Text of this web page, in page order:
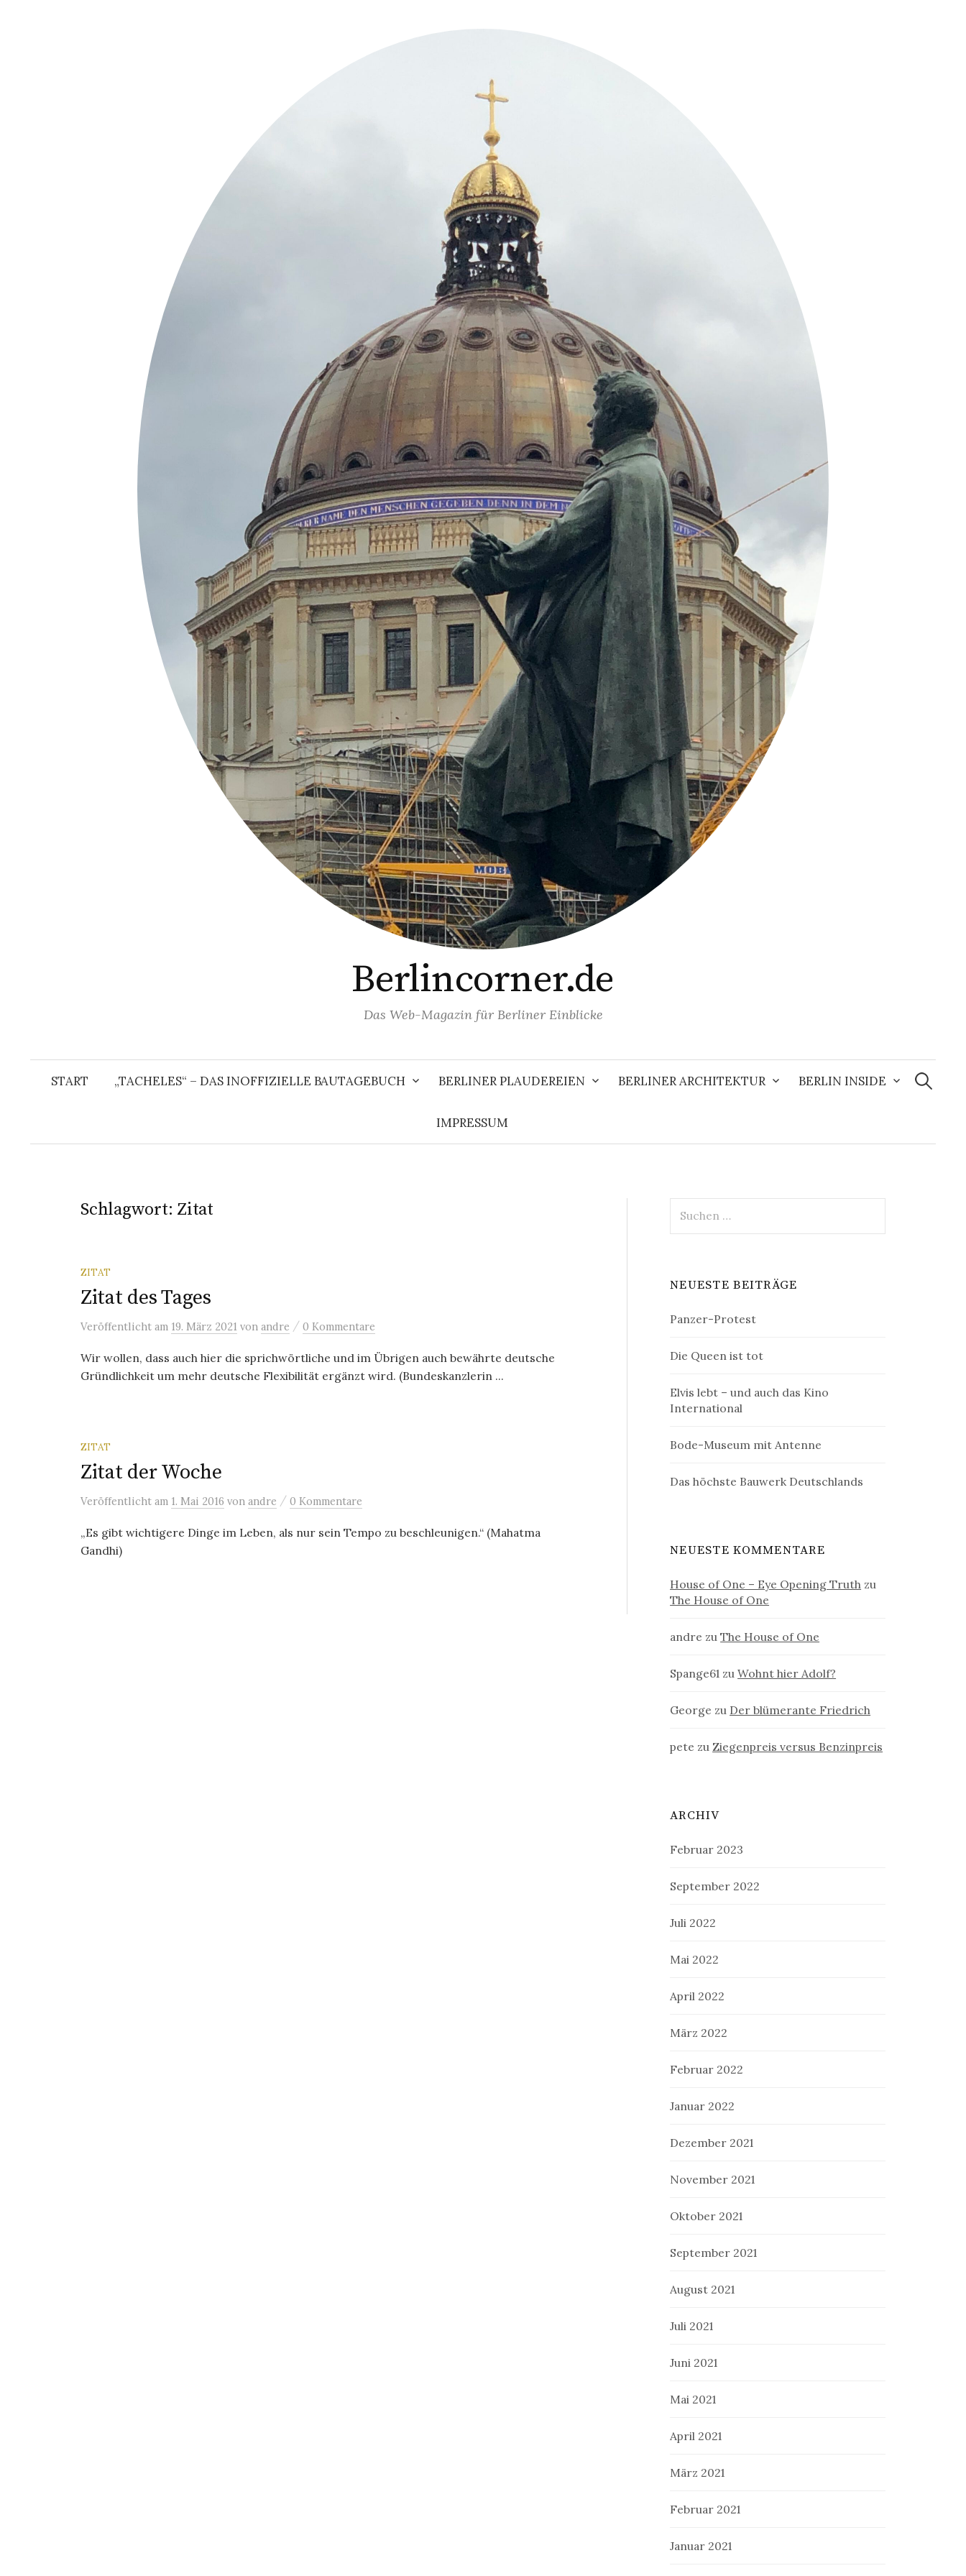
Berlincorner.de
Das Web-Magazin für Berliner Einblicke
START „TACHELES“ – DAS INOFFIZIELLE BAUTAGEBUCH BERLINER PLAUDEREIEN BERLINER ARCHITEKTUR BERLIN INSIDE
IMPRESSUM
Suchen
nach:
Schlagwort: Zitat
ZITAT
Zitat des Tages
Veröffentlicht am 19. März 2021 von andre / 0 Kommentare
Wir wollen, dass auch hier die sprichwörtliche und im Übrigen auch bewährte deutsche
Gründlichkeit um mehr deutsche Flexibilität ergänzt wird. (Bundeskanzlerin ...
ZITAT
Zitat der Woche
Veröffentlicht am 1. Mai 2016 von andre / 0 Kommentare
„Es gibt wichtigere Dinge im Leben, als nur sein Tempo zu beschleunigen.“ (Mahatma
Gandhi)
nach:
NEUESTE BEITRÄGE
Panzer-Protest
Die Queen ist tot
Elvis lebt – und auch das Kino
International
Bode-Museum mit Antenne
Das höchste Bauwerk Deutschlands
NEUESTE KOMMENTARE
House of One – Eye Opening Truth zu
The House of One
andre zuThe House of One
Spange61 zuWohnt hier Adolf?
George zu Der blümerante Friedrich
pete zu Ziegenpreis versus Benzinpreis
ARCHIV
Februar 2023
September 2022
Juli 2022
Mai 2022
April 2022
März 2022
Februar 2022
Januar 2022
Dezember 2021
November 2021
Oktober 2021
September 2021
August 2021
Juli 2021
Juni 2021
Mai 2021
April 2021
März 2021
Februar 2021
Januar 2021